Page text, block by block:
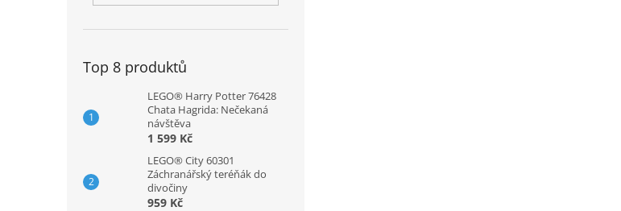
Top 8 produktů
LEGO® Harry Potter 76428
Chata Hagrida: Nečekaná
návštěva
1 599 Kč
LEGO® City 60301
Záchranářský teréňák do
divočiny
959 Kč